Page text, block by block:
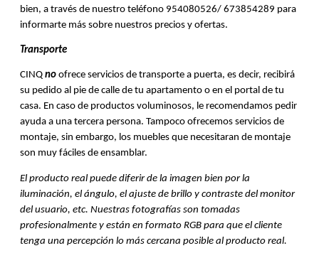
bien, a través de nuestro teléfono 954080526/ 673854289 para
informarte más sobre nuestros precios y ofertas.
Transporte
CINQno ofrece servicios de transporte a puerta, es decir, recibirá
su pedido al pie de calle de tu apartamento o en el portal de tu
casa. En caso de productos voluminosos, le recomendamos pedir
ayuda a una tercera persona. Tampoco ofrecemos servicios de
montaje, sin embargo, los muebles que necesitaran de montaje
son muy fáciles de ensamblar.
El producto real puede diferir de la imagen bien por la
iluminación, el ángulo, el ajuste de brillo y contraste del monitor
del usuario, etc. Nuestras fotografías son tomadas
profesionalmente y están en formato RGB para que el cliente
tenga una percepción lo más cercana posible al producto real.